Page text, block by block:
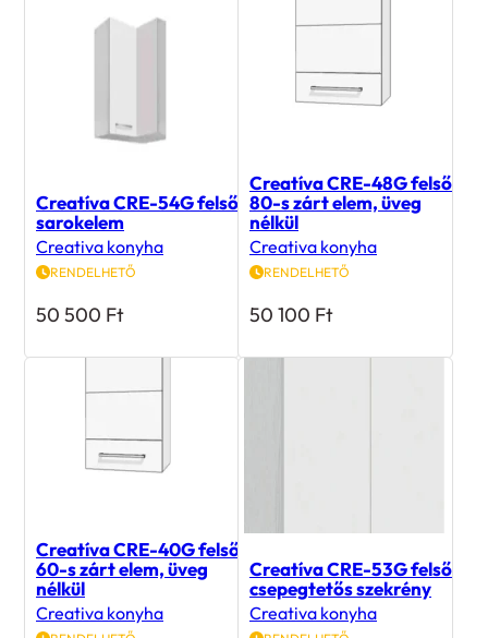
Creatíva CRE-54G felső
sarokelem
Creativa konyha
RENDELHETŐ
50 500 Ft
Creatíva CRE-48G felső
80-s zárt elem, üveg
nélkül
Creativa konyha
RENDELHETŐ
50 100 Ft
Creatíva CRE-40G felső
60-s zárt elem, üveg
nélkül
Creativa konyha
Creatíva CRE-53G felső
csepegtetős szekrény
Creativa konyha